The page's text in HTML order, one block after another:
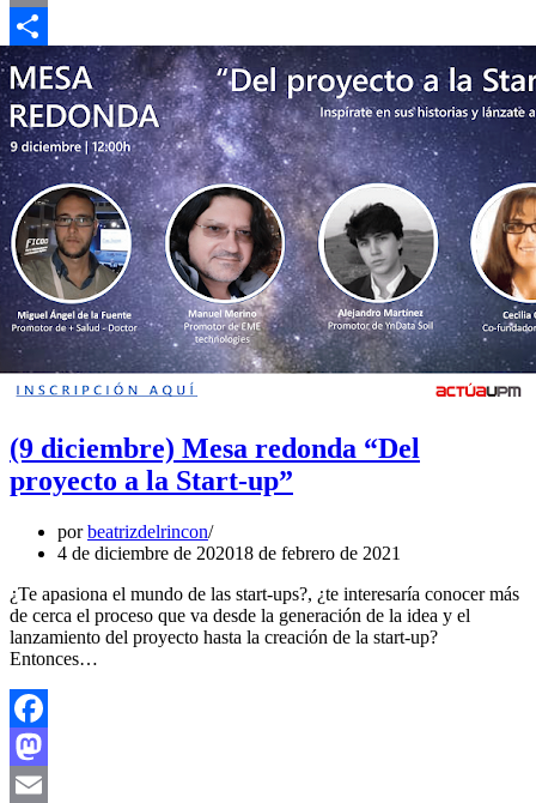
Email
Compartir
(9 diciembre) Mesa redonda “Del
proyecto a la Start-up”
porbeatrizdelrincon
4 de diciembre de 202018 de febrero de 2021
¿Te apasiona el mundo de las start-ups?, ¿te interesaría conocer más
de cerca el proceso que va desde la generación de la idea y el
lanzamiento del proyecto hasta la creación de la start-up?
Entonces…
Facebook
Mastodon